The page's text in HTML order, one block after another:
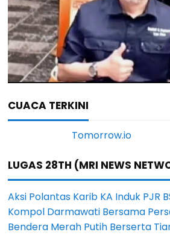
CUACA TERKINI
LUGAS 28TH (MRI NEWS
Aksi Polantas Karib KA Induk PJR
Kompol Darmawati Bersama
Bendera Merah Putih Berserta